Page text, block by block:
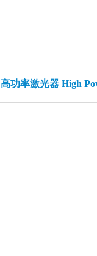
高功率激光器 High